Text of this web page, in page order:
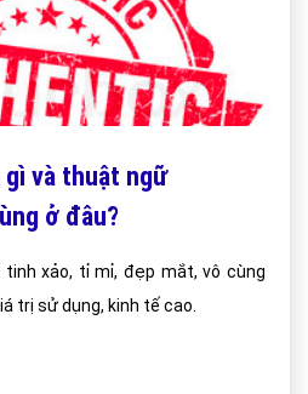
và thuật ngữ
ở đâu?
xảo, tỉ mỉ, đẹp mắt, vô cùng
trị sử dụng, kinh tế cao.